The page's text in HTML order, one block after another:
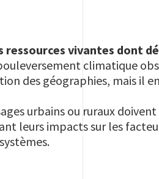
vivantes dont
climatique
des géographies, mais il
urbains ou ruraux
leurs impacts sur les